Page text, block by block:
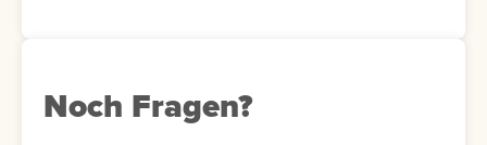
Noch Fragen?